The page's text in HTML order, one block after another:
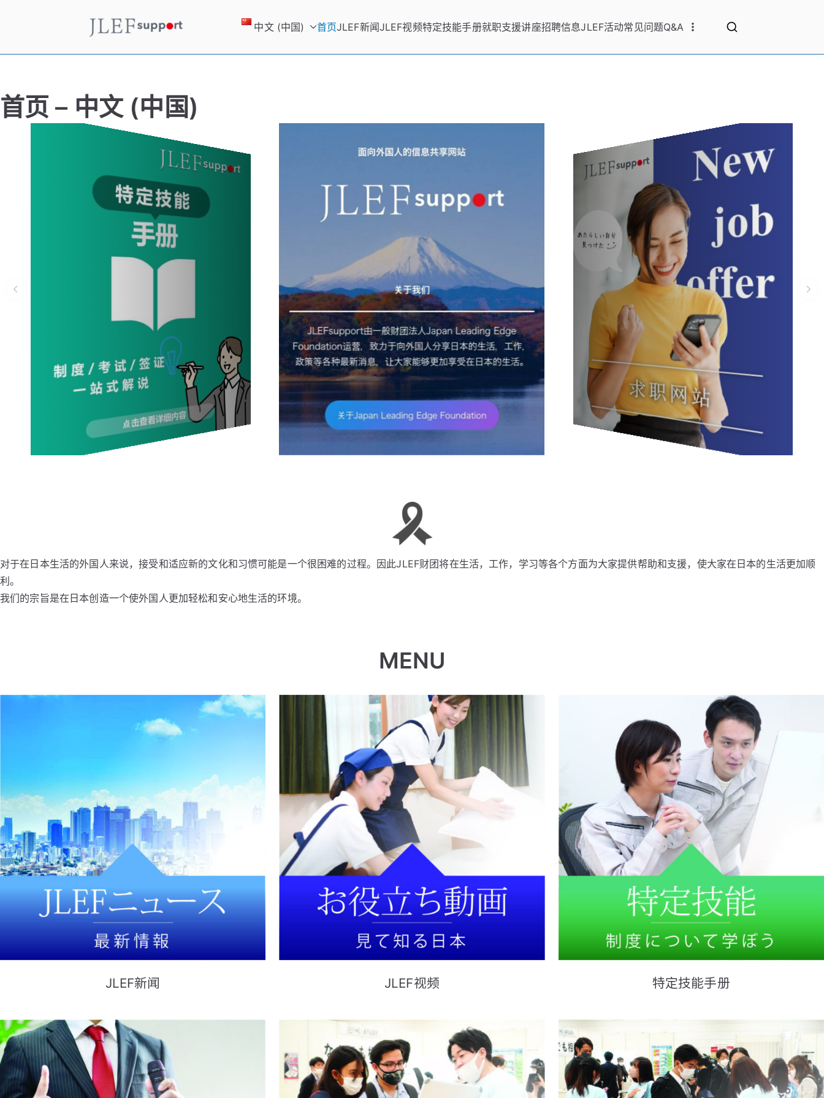
JLEF Support
中文 (中国) 首页JLEF新闻JLEF视频特定技能手册就职支援讲座招聘信息JLEF活动常见问题Q&A
首页 – 中文 (中国)
对于在日本生活的外国人来说，接受和适应新的文化和习惯可能是一个很困难的过程。因此JLEF财团将在生活，工作，学习等各个方面为大家提供帮助和支援，使大家在日本的生活更加顺
利。
我们的宗旨是在日本创造一个使外国人更加轻松和安心地生活的环境。
MENU
JLEF新闻 JLEF视频 特定技能手册